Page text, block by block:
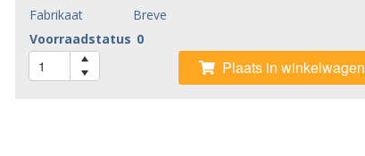
Fabrikaat
Breve
Voorraadstatus 0
Plaats in winkelwagen